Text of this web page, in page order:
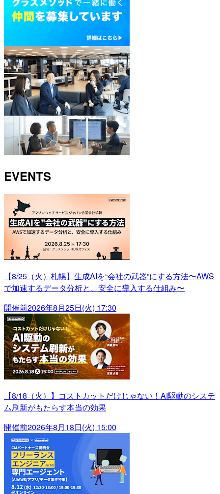
EVENTS
【8/25（火）札幌】生成AIを“会社の武器”にする方法〜AWS
で加速するデータ分析と、安全に導入する仕組み〜
開催前2026年8月25日(火) 17:30
【8/18（火）】コストカットだけじゃない！AI駆動のシステ
ム刷新がもたらす本当の効果
開催前2026年8月18日(火) 15:00